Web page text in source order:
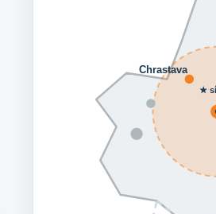
Chrastava
★